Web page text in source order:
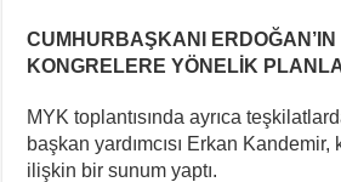
CUMHURBAŞKANI ERDOĞAN’IN
KONGRELERE YÖNELİK
MYK toplantısında ayrıca
başkan yardımcısı Erkan
ilişkin bir sunum yaptı.